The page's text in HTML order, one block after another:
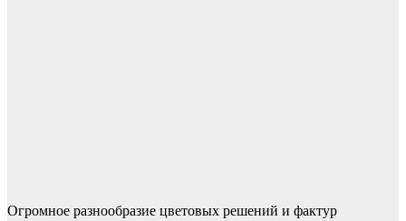
Огромное разнообразие цветовых решений и фактур